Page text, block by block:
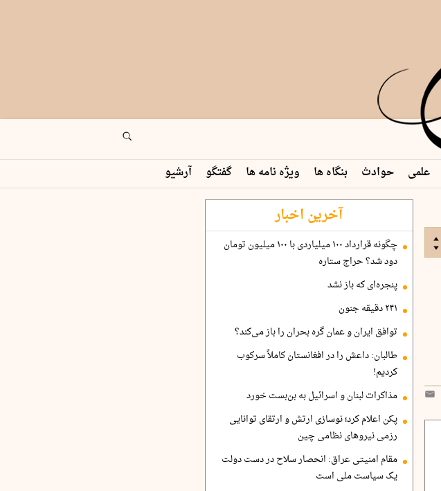
علمی حوادث بنگاه ها ویژه نامه ها گفتگو آرشیو
آخرین اخبار
چگونه قرارداد ۱۰۰ میلیاردی با ۱۰۰ میلیون تومان
دود شد؟ حراج ستاره
پنجره‌ای که باز نشد
۲۴۱ دقیقه جنون
توافق ایران و عمان گره بحران را باز می‌کند؟
طالبان: داعش را در افغانستان کاملاً سرکوب
کردیم!
مذاکرات لبنان و اسرائیل به بن‌بست خورد
پکن اعلام کرد؛ نوسازی ارتش و ارتقای توانایی
رزمی نیروهای نظامی چین
مقام امنیتی عراق: انحصار سلاح در دست دولت
یک سیاست ملی است